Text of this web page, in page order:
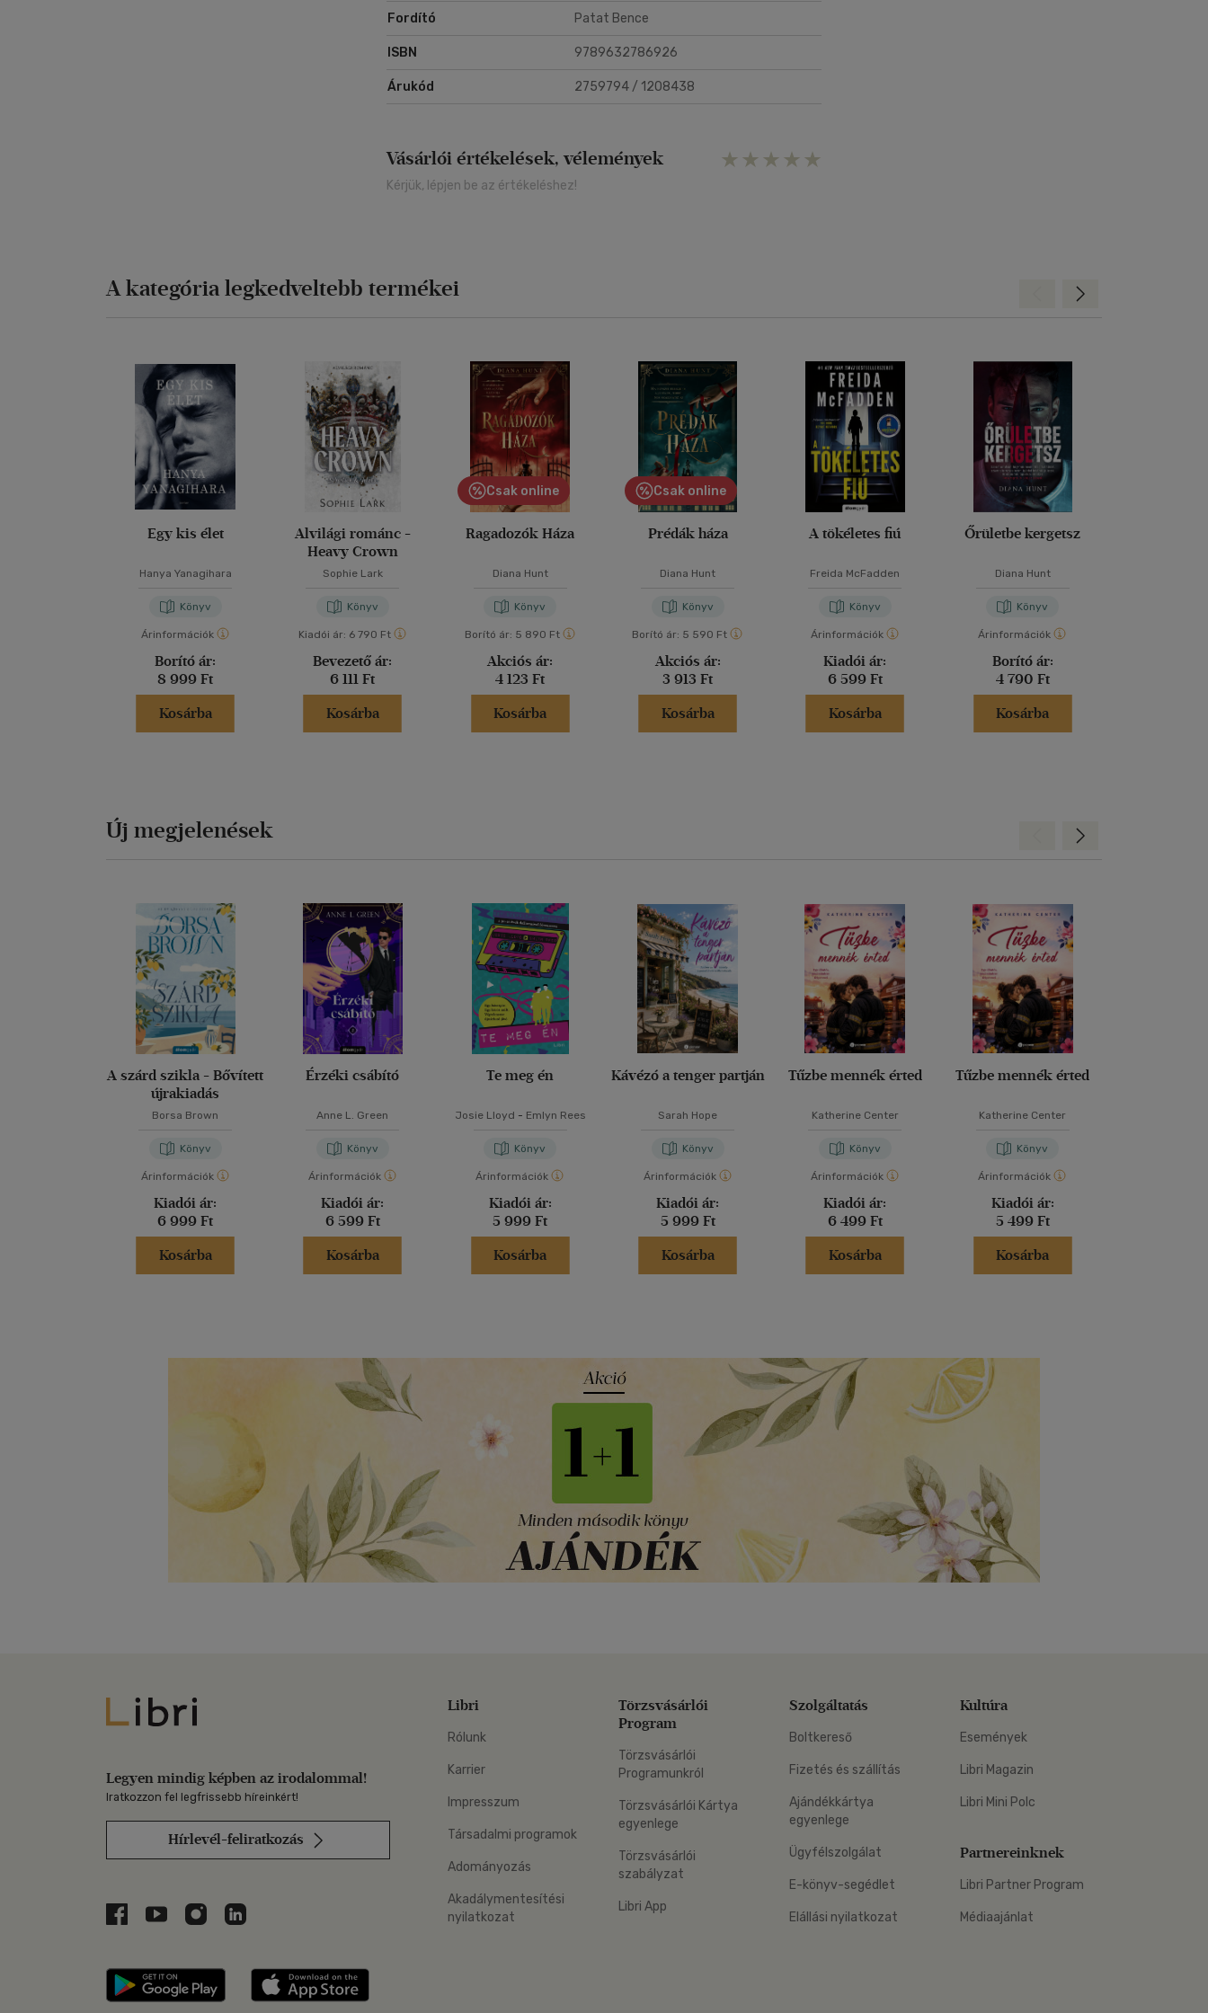
Fordító Patat Bence
ISBN 9789632786926
Árukód 2759794 / 1208438
Vásárlói értékelések, vélemények
Kérjük, lépjen be az értékeléshez!
A kategória legkedveltebb termékei
Egy kis élet
Hanya Yanagihara
Könyv
Árinformációk
Borító ár:
8 999 Ft
Kosárba
Alvilági románc -
Heavy Crown
Sophie Lark
Könyv
Kiadói ár: 6 790 Ft
Bevezető ár:
6 111 Ft
Kosárba
Csak online
Ragadozók Háza
Diana Hunt
Könyv
Borító ár: 5 890 Ft
Akciós ár:
4 123 Ft
Kosárba
Csak online
Prédák háza
Diana Hunt
Könyv
Borító ár: 5 590 Ft
Akciós ár:
3 913 Ft
Kosárba
A tökéletes fiú
Freida McFadden
Könyv
Árinformációk
Kiadói ár:
6 599 Ft
Kosárba
Őrületbe kergetsz
Diana Hunt
Könyv
Árinformációk
Borító ár:
4 790 Ft
Kosárba
Előre
Új megjelenések
A szárd szikla - Bővített
újrakiadás
Borsa Brown
Könyv
Árinformációk
Kiadói ár:
6 999 Ft
Kosárba
Érzéki csábító
Anne L. Green
Könyv
Árinformációk
Kiadói ár:
6 599 Ft
Kosárba
Te meg én
Josie Lloyd - Emlyn Rees
Könyv
Árinformációk
Kiadói ár:
5 999 Ft
Kosárba
Kávézó a tenger partján
Sarah Hope
Könyv
Árinformációk
Kiadói ár:
5 999 Ft
Kosárba
Tűzbe mennék érted
Katherine Center
Könyv
Árinformációk
Kiadói ár:
6 499 Ft
Kosárba
Tűzbe mennék érted
Katherine Center
Könyv
Árinformációk
Kiadói ár:
5 499 Ft
Kosárba
Előre
Libri
Legyen mindig képben az irodalommal!
Iratkozzon fel legfrissebb híreinkért!
Hírlevél-feliratkozás
Libri a Facebookon
Libri a Youtube-on
Libri az Instagramon
Libri a LinkedInen
Libri applikáció Szerezd meg: Google Play
Libri
Rólunk
Karrier
Impresszum
Társadalmi programok
Adományozás
Akadálymentesítési
nyilatkozat
Törzsvásárlói
Program
Törzsvásárlói
Programunkról
Törzsvásárlói Kártya
egyenlege
Törzsvásárlói
szabályzat
Libri App
Szolgáltatás
Boltkereső
Fizetés és szállítás
Ajándékkártya
egyenlege
Ügyfélszolgálat
E-könyv-segédlet
Elállási nyilatkozat
Kultúra
Események
Libri Magazin
Libri Mini Polc
Partnereinknek
Libri Partner Program
Médiaajánlat